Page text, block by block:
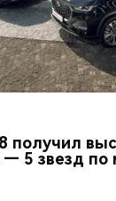
8 получил
— 5 звезд по